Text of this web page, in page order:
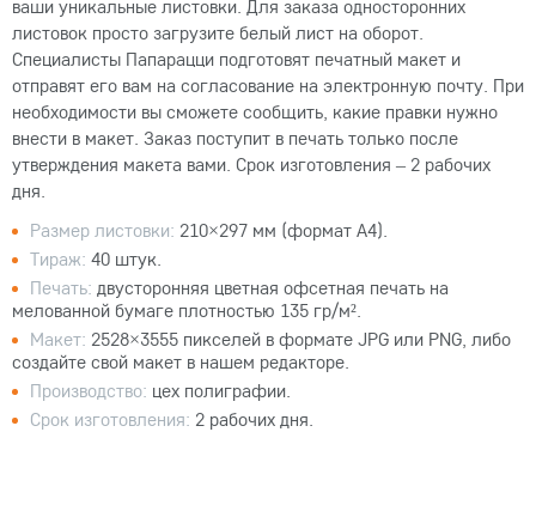
ваши уникальные листовки. Для заказа односторонних
листовок просто загрузите белый лист на оборот.
Специалисты Папарацци подготовят печатный макет и
отправят его вам на согласование на электронную почту. При
необходимости вы сможете сообщить, какие правки нужно
внести в макет. Заказ поступит в печать только после
утверждения макета вами. Срок изготовления – 2 рабочих
дня.
Размер листовки: 210×297 мм (формат А4).
Тираж: 40 штук.
Печать: двусторонняя цветная офсетная печать на
мелованной бумаге плотностью 135 гр/м².
Макет: 2528×3555 пикселей в формате JPG или PNG, либо
создайте свой макет в нашем редакторе.
Производство: цех полиграфии.
Срок изготовления: 2 рабочих дня.